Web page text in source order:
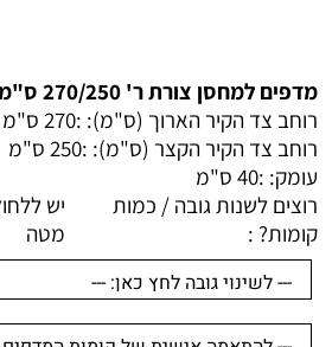
מדפים למחסן צורת ר' 270/250 ס"מ עומק 40 ס"מ
רוחב צד הקיר הארוך (ס"מ): :270 ס"מ
רוחב צד הקיר הקצר (ס"מ): :250 ס"מ
עומק: :40 ס"מ
רוצים לשנות גובה / כמות
קומות? :
יש
מטה